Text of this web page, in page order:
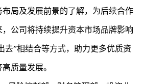
局及发展前景的了解，为后续合作
公司将持续提升资本市场品牌影响
去”相结合等方式，助力更多优质资
质量发展。